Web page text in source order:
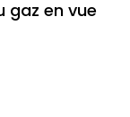
gaz en vue